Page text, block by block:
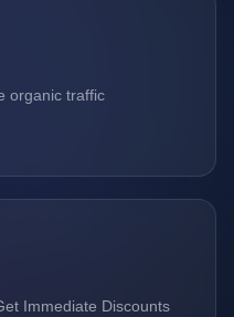
organic traffic
Immediate Discounts